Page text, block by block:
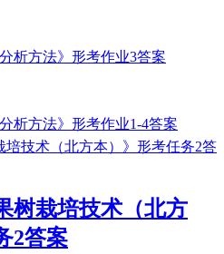
析方法》形考作业3答案
析方法》形考作业1-4答案
树栽培技术（北方
2答案